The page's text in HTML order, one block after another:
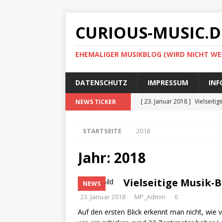
CURIOUS-
EHEMALIGER MUSIKBLOG (WIRD NICHT
DATENSCHUTZ IMPRESSUM
NEWS TICKER [ 23. Januar 2018 ]
[ 23. Januar 2018 ]
Fahrzeug
[ 6. Oktober 2017 ] Piano
Lautsprecher-Serie von
STARTSEITE 2018
Jahr: 2018
NEWS Vielseitige Musik-
23. Januar 2018 MP_Admin 0
Auf den ersten Blick erkennt man nicht, wie